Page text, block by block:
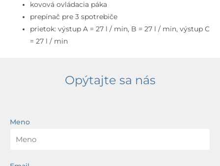
kovová ovládacia páka
prepínač pre 3 spotrebiče
prietok: výstup A = 27 l / min, B = 27 l / min, výstup C
= 27 l / min
Opýtajte sa nás
Meno